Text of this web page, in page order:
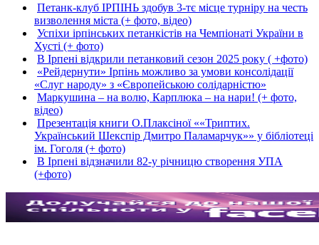
Петанк-клуб ІРПІНЬ здобув 3-тє місце турніру на честь
визволення міста (+ фото, відео)
Успіхи ірпінських петанкістів на Чемпіонаті України в
Хусті (+ фото)
В Ірпені відкрили петанковий сезон 2025 року ( +фото)
«Рейдернути» Ірпінь можливо за умови консолідації
«Слуг народу» з «Європейською солідарністю»
Маркушина – на волю, Карплюка – на нари! (+ фото,
відео)
Презентація книги О.Плаксіної ««Триптих.
Український Шекспір Дмитро Паламарчук»» у бібліотеці
ім. Гоголя (+ фото)
В Ірпені відзначили 82-у річницю створення УПА
(+фото)